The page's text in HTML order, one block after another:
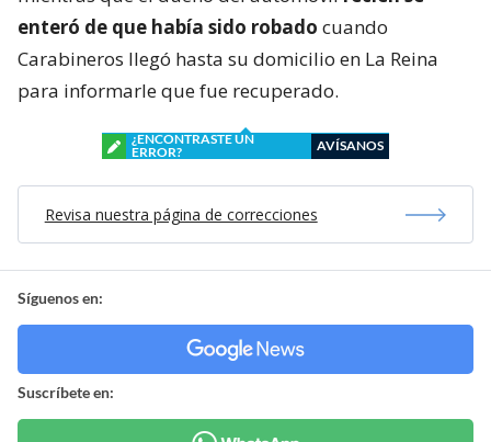
enteró de que había sido robado cuando
Carabineros llegó hasta su domicilio en La Reina
para informarle que fue recuperado.
¿ENCONTRASTE UN
ERROR?
AVÍSANOS
Revisa nuestra página de correcciones
Síguenos en:
Suscríbete en: